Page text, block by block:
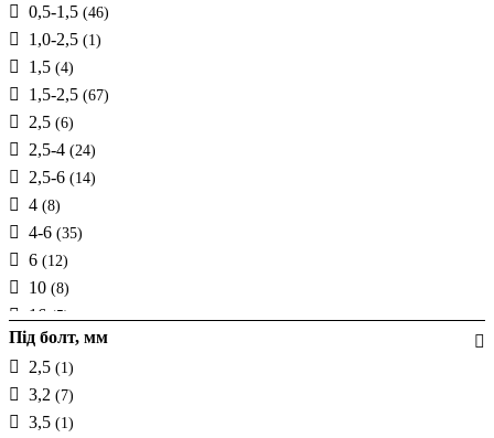
0,5-1,5 (46)
1,0-2,5 (1)
1,5 (4)
1,5-2,5 (67)
2,5 (6)
2,5-4 (24)
2,5-6 (14)
4 (8)
4-6 (35)
6 (12)
10 (8)
16 (5)
25(5)
35 (6)
50 (6)
70 (6)
Під болт, мм
2,5 (1)
3,2 (7)
3,5 (1)